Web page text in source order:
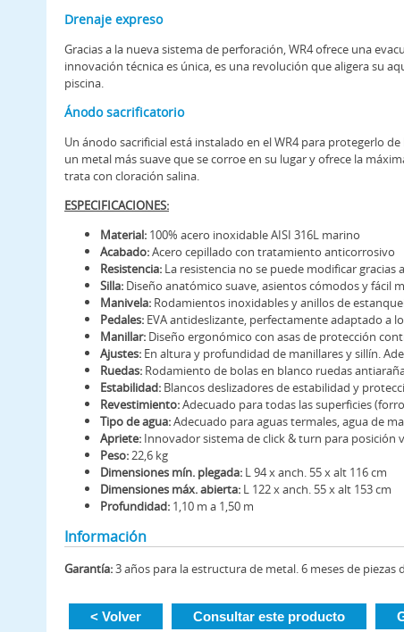
Drenaje expreso
Gracias a la nueva sistema de perforación, WR4 ofrece una
innovación técnica es única, es una revolución que aligera su
piscina.
Ánodo sacrificatorio
Un ánodo sacrificial está instalado en el WR4 para protegerlo
un metal más suave que se corroe en su lugar y ofrece la
trata con cloración salina.
ESPECIFICACIONES:
Material: 100% acero inoxidable AISI 316L marino
Acabado:Acero cepillado con tratamiento anticorrosivo
Resistencia: La resistencia no se puede modificar gracias
Silla: Diseño anatómico suave, asientos cómodos y fácil
Manivela: Rodamientos inoxidables y anillos de
Pedales: EVA antideslizante, perfectamente adaptado a
Manillar: Diseño ergonómico con asas de protección
Ajustes: En altura y profundidad de manillares y sillín.
Ruedas: Rodamiento de bolas en blanco ruedas
Estabilidad: Blancos deslizadores de estabilidad y
Revestimiento:Adecuado para todas las superficies
Tipo de agua:Adecuado para aguas termales, agua de
Apriete: Innovador sistema de click & turn para posición
Peso:22,6 kg
Dimensiones mín. plegada: L 94 x anch. 55 x alt 116 cm
Dimensiones máx. abierta: L 122 x anch. 55 x alt 153 cm
Profundidad: 1,10 m a 1,50 m
Información
Garantía:3 años para la estructura de metal. 6 meses de piezas
< Volver Consultar este producto